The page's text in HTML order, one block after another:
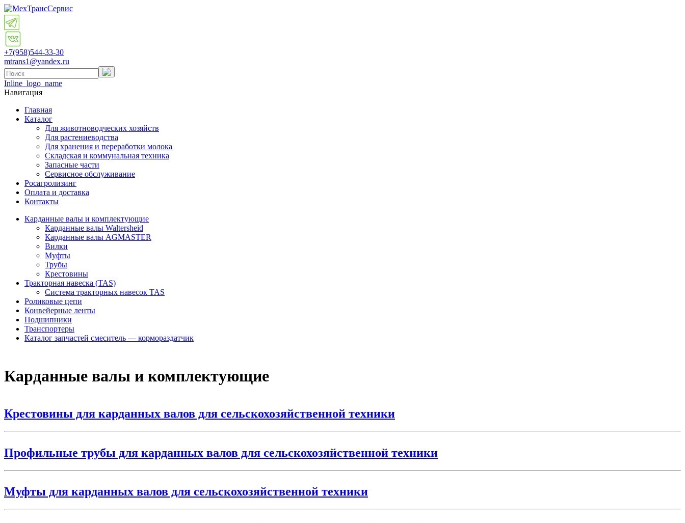
+7(958)544-33-30
mtrans1@yandex.ru
Inline_logo_name
Навигация
Главная
Каталог
Для животноводческих хозяйств
Для растениеводства
Для хранения и переработки молока
Складская и коммунальная техника
Запасные части
Cервисное обслуживание
Росагролизинг
Оплата и доставка
Контакты
Карданные валы и комплектующие
Карданные валы Waltersheid
Карданные валы AGMASTER
Вилки
Муфты
Трубы
Крестовины
Тракторная навеска (TAS)
Система тракторных навесок TAS
Роликовые цепи
Конвейерные ленты
Подшипники
Транспортеры
Каталог запчастей смеситель — кормораздатчик
Карданные валы и комплектующие
Крестовины для карданных валов для сельскохозяйственной техники
Профильные трубы для карданных валов для сельскохозяйственной техники
Муфты для карданных валов для сельскохозяйственной техники